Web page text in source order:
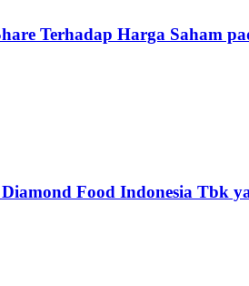
Terhadap Harga Saham
Food Indonesia Tbk